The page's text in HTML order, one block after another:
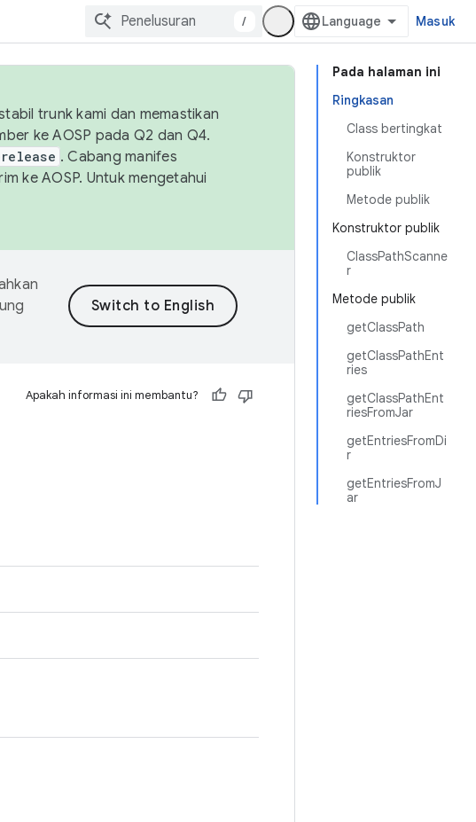
/ Masuk
Pada halaman ini
Ringkasan
Class bertingkat
Konstruktor
publik
Metode publik
Konstruktor publik
ClassPathScanne
r
Metode publik
getClassPath
getClassPathEnt
ries
getClassPathEnt
riesFromJar
getEntriesFromDi
r
getEntriesFromJ
ar
trunk kami dan memastikan
ke AOSP pada Q2 dan Q4.
. Cabang manifes
ke AOSP. Untuk mengetahui
Apakah informasi ini membantu?